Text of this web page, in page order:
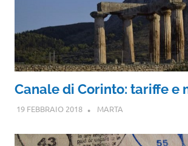
Canale di Corinto: tariffe e
19 FEBBRAIO 2018 MARTA